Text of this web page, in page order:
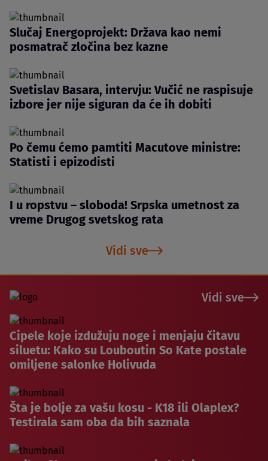
Slučaj Energoprojekt: Država kao nemi
posmatrač zločina bez kazne
Svetislav Basara, intervju: Vučić ne raspisuje
izbore jer nije siguran da će ih dobiti
Po čemu ćemo pamtiti Macutove ministre:
Statisti i epizodisti
I u ropstvu – sloboda! Srpska umetnost za
vreme Drugog svetskog rata
Vidi sve
Vidi sve
Cipele koje izdužuju noge i menjaju čitavu
siluetu: Kako su Louboutin So Kate postale
omiljene salonke Holivuda
Šta je bolje za vašu kosu - K18 ili Olaplex?
Testirala sam oba da bih saznala